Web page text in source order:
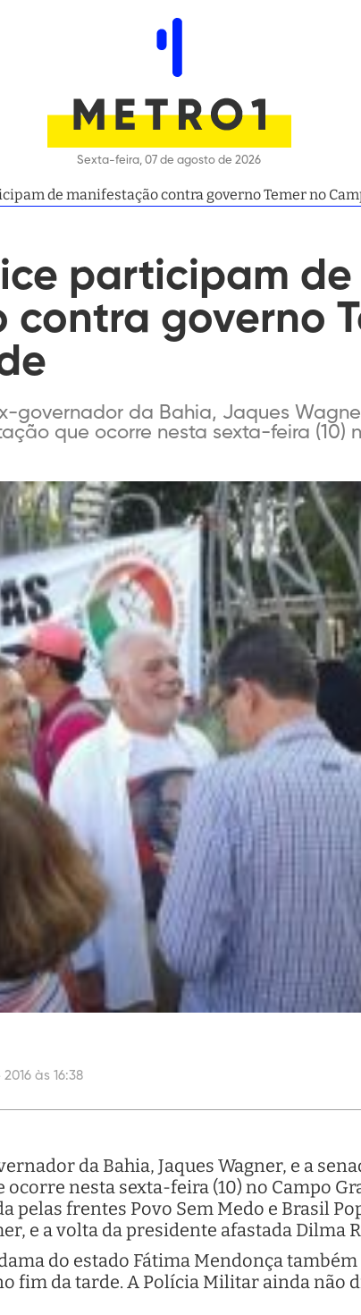
Sexta-feira, 07 de agosto de 2026
de manifestação contra governo Temer no
participam de
contra governo
governador da Bahia, Jaques
que ocorre nesta sexta-feira (10)
às 16:38
da Bahia, Jaques Wagner, e a
nesta sexta-feira (10) no Campo
frentes Povo Sem Medo e Brasil
e a volta da presidente afastada Dilma
do estado Fátima Mendonça
fim da tarde. A Polícia Militar ainda não